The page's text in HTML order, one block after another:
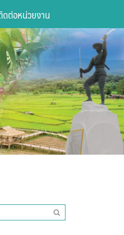
ดต่อหน่วยงาน